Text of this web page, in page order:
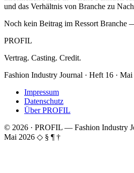
und das Verhältnis von Branche zu
Noch kein Beitrag im Ressort Branche
PROFIL
Vertrag. Casting. Credit.
Fashion Industry Journal · Heft 16 ·
Impressum
Datenschutz
Über PROFIL
© 2026 · PROFIL — Fashion Industry
Mai 2026 ◇ § ¶ †